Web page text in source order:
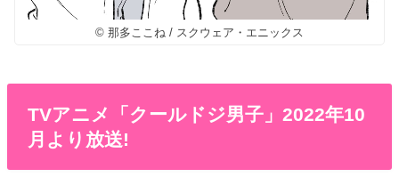
© 那多ここね / スクウェア・エニックス
TVアニメ「クールドジ男子」2022年10
月より放送!